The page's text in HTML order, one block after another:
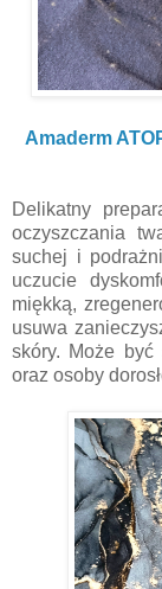
Amaderm
Delikatny
oczyszczania
suchej i
uczucie
miękką,
usuwa
skóry. Może
oraz osoby